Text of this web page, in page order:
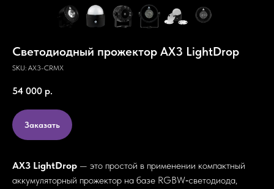
Светодиодный прожектор AX3 LightDrop
SKU: AX3-CRMX
54 000 р.
Заказать
AX3 LightDrop — это простой в применении компактный
аккумуляторный прожектор на базе RGBW‑светодиода,